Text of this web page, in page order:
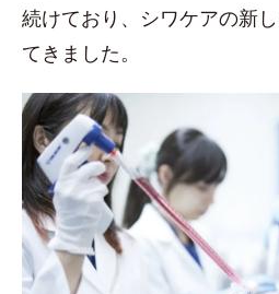
続けており、シワケアの新
てきました。